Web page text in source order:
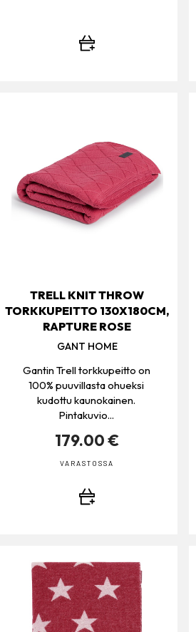
TRELL KNIT THROW
TORKKUPEITTO 130X180CM,
RAPTURE ROSE
GANT HOME
Gantin Trell torkkupeitto on
100% puuvillasta ohueksi
kudottu kaunokainen.
Pintakuvio...
179.00 €
VARASTOSSA